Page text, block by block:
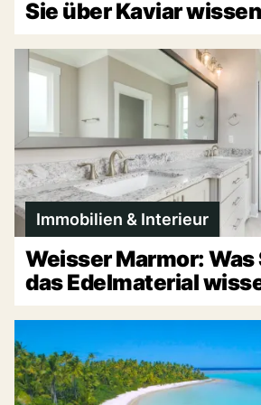
Sie über Kaviar
Immobilien & Interieur
Weisser Marmor: Was
das Edelmaterial